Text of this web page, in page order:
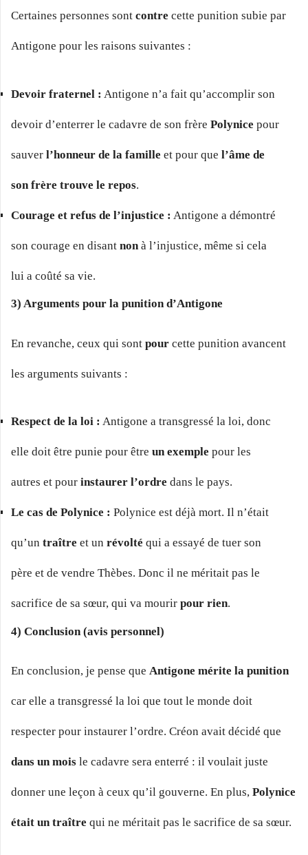
Certaines personnes sont contre cette punition subie par
Antigone pour les raisons suivantes :
Devoir fraternel : Antigone n’a fait qu’accomplir son
devoir d’enterrer le cadavre de son frère Polynice pour
sauver l’honneur de la famille et pour que l’âme de
son frère trouve le repos.
Courage et refus de l’injustice : Antigone a démontré
son courage en disant non à l’injustice, même si cela
lui a coûté sa vie.
3) Arguments pour la punition d’Antigone
En revanche, ceux qui sont pour cette punition avancent
les arguments suivants :
Respect de la loi : Antigone a transgressé la loi, donc
elle doit être punie pour être un exemple pour les
autres et pour instaurer l’ordre dans le pays.
Le cas de Polynice : Polynice est déjà mort. Il n’était
qu’un traître et un révolté qui a essayé de tuer son
père et de vendre Thèbes. Donc il ne méritait pas le
sacrifice de sa sœur, qui va mourir pour rien.
4) Conclusion (avis personnel)
En conclusion, je pense que Antigone mérite la punition
car elle a transgressé la loi que tout le monde doit
respecter pour instaurer l’ordre. Créon avait décidé que
dans un mois le cadavre sera enterré : il voulait juste
donner une leçon à ceux qu’il gouverne. En plus, Polynice
était un traître qui ne méritait pas le sacrifice de sa sœur.